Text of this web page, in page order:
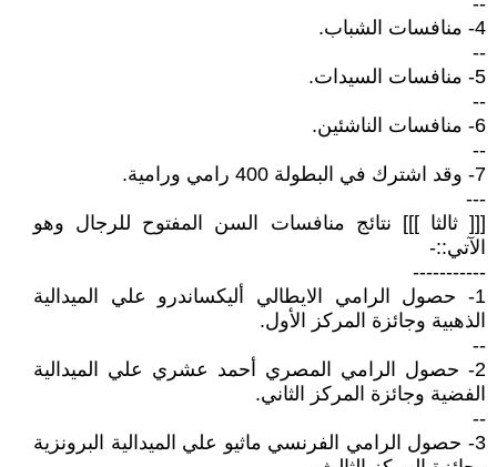
4- منافسات الشباب.
--
5- منافسات السيدات.
--
6- منافسات الناشئين.
--
7- وقد اشترك في البطولة 400 رامي ورامية.
---
[[[ ثالثا ]]] نتائج منافسات السن المفتوح للرجال وهو
الآتي::-
-----------
1- حصول الرامي الايطالي أليكساندرو علي الميدالية
الذهبية وجائزة المركز الأول.
--
2- حصول الرامي المصري أحمد عشري علي الميدالية
الفضية وجائزة المركز الثاني.
--
3- حصول الرامي الفرنسي ماثيو علي الميدالية البرونزية